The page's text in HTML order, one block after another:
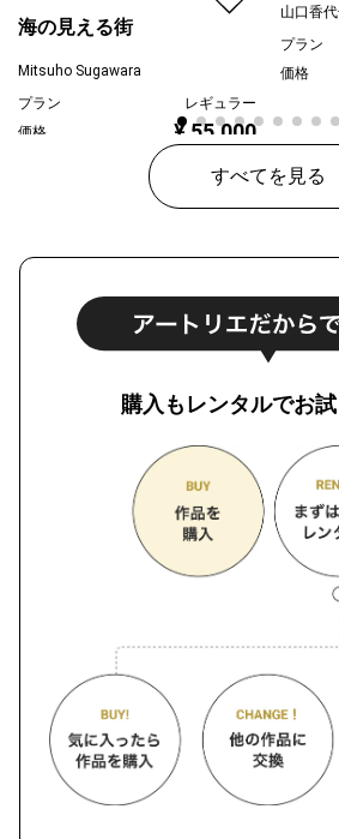
海の見える街
Mitsuho Sugawara
プラン
レギュラー
価格
¥ 55,000
山口香
プラン
価格
すべてを見る
購入もレンタルでお